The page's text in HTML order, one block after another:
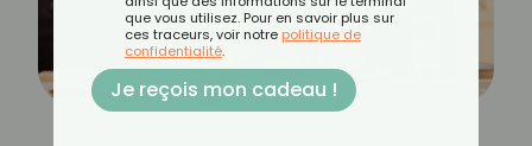
que vous utilisez. Pour en savoir plus sur
ces traceurs, voir notre politique de
confidentialité.
Je reçois mon cadeau !